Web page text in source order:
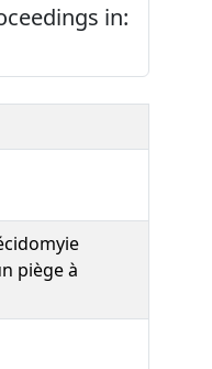
in:
piège à